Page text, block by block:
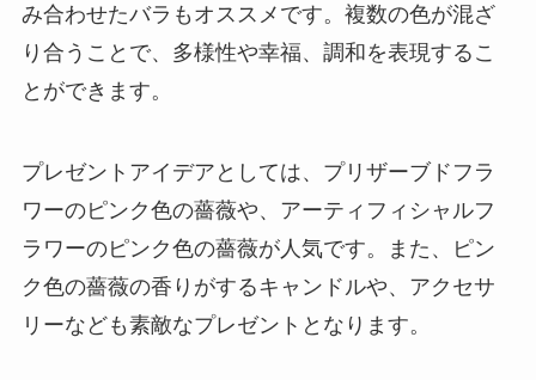
み合わせたバラもオススメです。複数の色が混ざ
り合うことで、多様性や幸福、調和を表現するこ
とができます。
プレゼントアイデアとしては、プリザーブドフラ
ワーのピンク色の薔薇や、アーティフィシャルフ
ラワーのピンク色の薔薇が人気です。また、ピン
ク色の薔薇の香りがするキャンドルや、アクセサ
リーなども素敵なプレゼントとなります。